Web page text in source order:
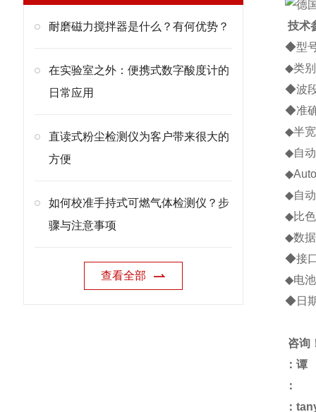
耐磨磁力搅拌器是什么？有何优势？
在实验室之外：便携式数字酸度计的
日常应用
直读式粉尘检测仪为客户带来很大的
方便
如何校准手持式可燃气体检测仪？步
骤与注意事项
查看全部
技术
◆型
◆类
◆波
◆准
◆半
◆自
◆
◆自
◆比
◆数
◆接
◆电
◆日
咨询
：谭
：
：